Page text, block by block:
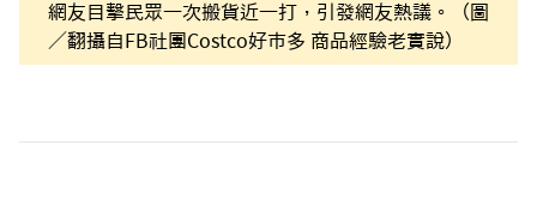
網友目擊民眾一次搬貨近一打，引發網友熱議。（圖
／翻攝自FB社團Costco好市多 商品經驗老實說）